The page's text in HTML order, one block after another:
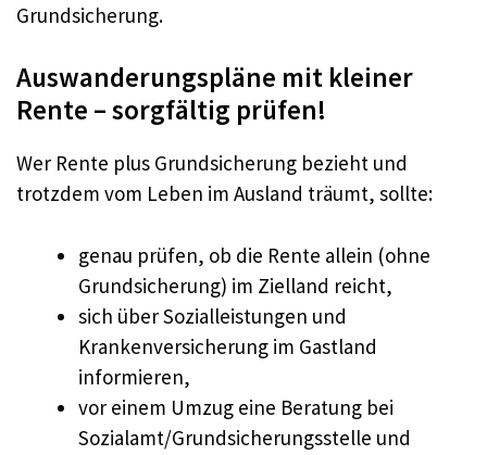
Grundsicherung.
Auswanderungspläne mit kleiner
Rente – sorgfältig prüfen!
Wer Rente plus Grundsicherung bezieht und
trotzdem vom Leben im Ausland träumt, sollte:
genau prüfen, ob die Rente allein (ohne
Grundsicherung) im Zielland reicht,
sich über Sozialleistungen und
Krankenversicherung im Gastland
informieren,
vor einem Umzug eine Beratung bei
Sozialamt/Grundsicherungsstelle und